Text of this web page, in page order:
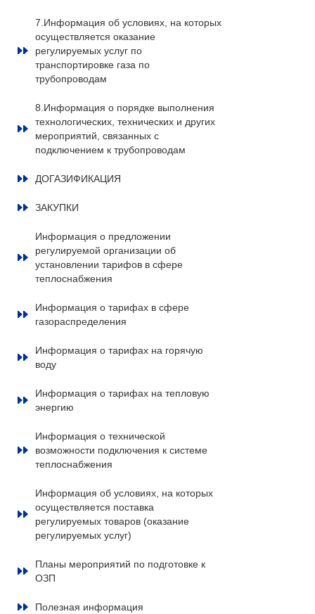
7.Информация об условиях, на которых
осуществляется оказание
регулируемых услуг по
транспортировке газа по
трубопроводам
8.Информация о порядке выполнения
технологических, технических и других
мероприятий, связанных с
подключением к трубопроводам
ДОГАЗИФИКАЦИЯ
ЗАКУПКИ
Информация о предложении
регулируемой организации об
установлении тарифов в сфере
теплоснабжения
Информация о тарифах в сфере
газораспределения
Информация о тарифах на горячую
воду
Информация о тарифах на тепловую
энергию
Информация о технической
возможности подключения к системе
теплоснабжения
Информация об условиях, на которых
осуществляется поставка
регулируемых товаров (оказание
регулируемых услуг)
Планы мероприятий по подготовке к
ОЗП
Полезная информация